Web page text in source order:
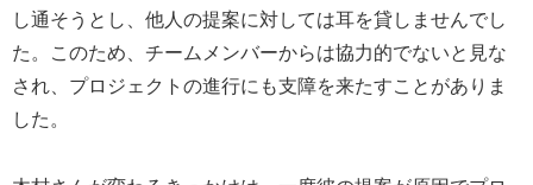
し通そうとし、他人の提案に対しては耳を貸しませんでし
た。このため、チームメンバーからは協力的でないと見な
され、プロジェクトの進行にも支障を来たすことがありま
した。